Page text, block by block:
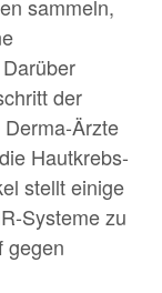
sammeln,
der
Ärzte
Hautkrebs-
stellt einige
Systeme zu
gegen